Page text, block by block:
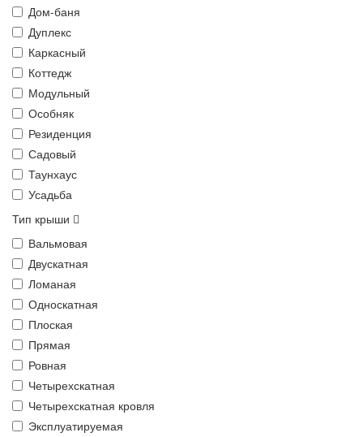
Дом-баня
Дуплекс
Каркасный
Коттедж
Модульный
Особняк
Резиденция
Садовый
Таунхаус
Усадьба
Тип крыши
Вальмовая
Двускатная
Ломаная
Односкатная
Плоская
Прямая
Ровная
Четырехскатная
Четырехскатная кровля
Эксплуатируемая